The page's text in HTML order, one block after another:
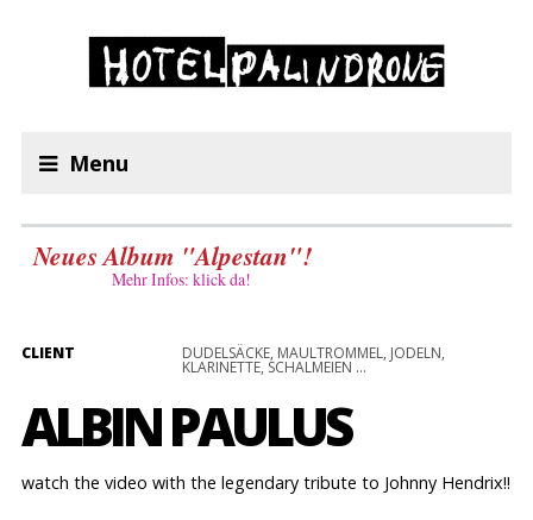
Menu
Neues Album "Alpestan"!
Mehr Infos: klick da!
CLIENT DUDELSÄCKE, MAULTROMMEL, JODELN,
KLARINETTE, SCHALMEIEN ...
ALBIN PAULUS
watch the video with the legendary tribute to Johnny Hendrix!!